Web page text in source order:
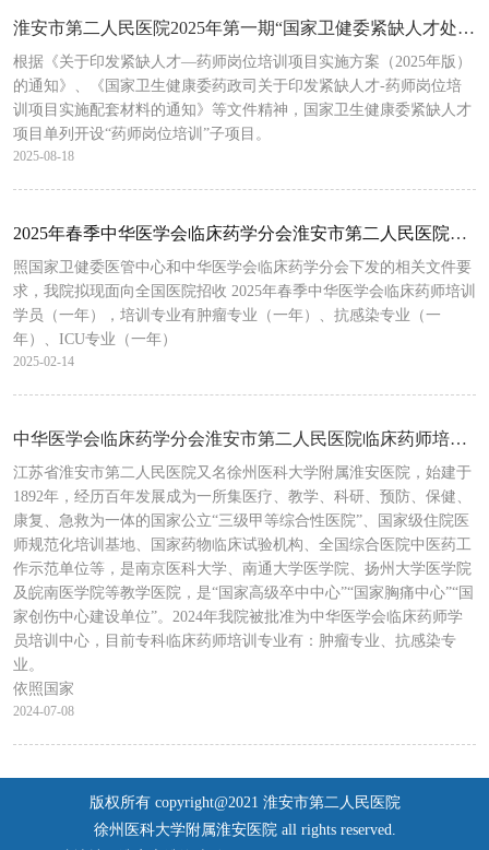
淮安市第二人民医院2025年第一期“国家卫健委紧缺人才处方审核岗位培训项目”顺利开展
根据《关于印发紧缺人才—药师岗位培训项目实施方案（2025年版）
的通知》、《国家卫生健康委药政司关于印发紧缺人才-药师岗位培
训项目实施配套材料的通知》等文件精神，国家卫生健康委紧缺人才
项目单列开设“药师岗位培训”子项目。
2025-08-18
2025年春季中华医学会临床药学分会淮安市第二人民医院临床药师培训中心招生简章(图文)
照国家卫健委医管中心和中华医学会临床药学分会下发的相关文件要
求，我院拟现面向全国医院招收 2025年春季中华医学会临床药师培训
学员（一年），培训专业有肿瘤专业（一年）、抗感染专业（一
年）、ICU专业（一年）
2025-02-14
中华医学会临床药学分会淮安市第二人民医院临床药师培训中心招生简章
江苏省淮安市第二人民医院又名徐州医科大学附属淮安医院，始建于
1892年，经历百年发展成为一所集医疗、教学、科研、预防、保健、
康复、急救为一体的国家公立“三级甲等综合性医院”、国家级住院医
师规范化培训基地、国家药物临床试验机构、全国综合医院中医药工
作示范单位等，是南京医科大学、南通大学医学院、扬州大学医学院
及皖南医学院等教学医院，是“国家高级卒中中心”“国家胸痛中心”“国
家创伤中心建设单位”。2024年我院被批准为中华医学会临床药师学
员培训中心，目前专科临床药师培训专业有：肿瘤专业、抗感染专
业。
依照国家
2024-07-08
版权所有 copyright@2021 淮安市第二人民医院
徐州医科大学附属淮安医院 all rights reserved.